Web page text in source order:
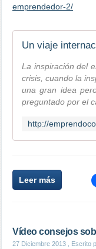
emprendedor-2/
Un viaje
La inspiración del
crisis, cuando la
una gran idea
preguntado por el
Leer más
Vídeo consejos
27 Diciembre 2013 , Escrito